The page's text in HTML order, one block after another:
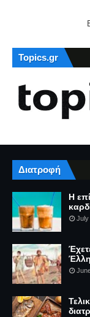
Topics.gr
Διατροφή
Η
July